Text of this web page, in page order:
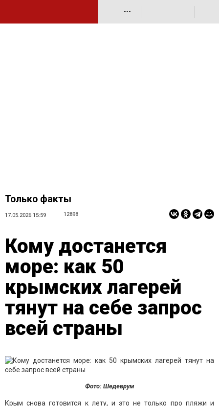
•••
Только факты
17.05.2026 15:59 12898
Кому достанется
море: как 50
крымских лагерей
тянут на себе запрос
всей страны
Фото: Шедеврум
Крым снова готовится к лету, и это не только про пляжи и